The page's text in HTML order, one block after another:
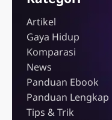
Artikel
Gaya Hidup
Komparasi
News
Panduan Ebook
Panduan Lengkap
Tips & Trik